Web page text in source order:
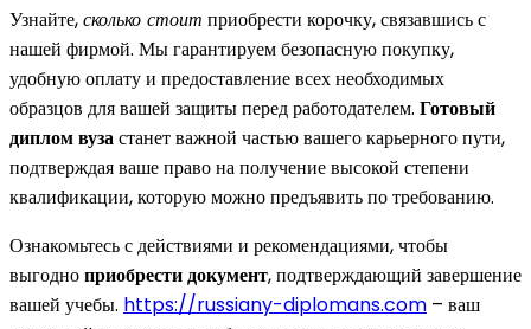
Узнайте,сколько стоит приобрести корочку, связавшись с
нашей фирмой. Мы гарантируем безопасную покупку,
удобную оплату и предоставление всех необходимых
образцов для вашей защиты перед работодателем. Готовый
диплом вузастанет важной частью вашего карьерного пути,
подтверждая ваше право на получение высокой степени
квалификации, которую можно предъявить по требованию.
Ознакомьтесь с действиями и рекомендациями, чтобы
выгодноприобрести документ, подтверждающий завершение
вашей учебы. https://russiany-diplomans.com – ваш